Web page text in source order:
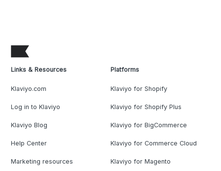
Links & Resources
Klaviyo.com
Log in to Klaviyo
Klaviyo Blog
Help Center
Marketing resources
Platforms
Klaviyo for Shopify
Klaviyo for Shopify Plus
Klaviyo for BigCommerce
Klaviyo for Commerce Cloud
Klaviyo for Magento